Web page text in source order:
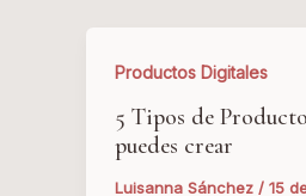
Productos Digitales
5 Tipos de
puedes crear
Luisanna Sánchez / 15